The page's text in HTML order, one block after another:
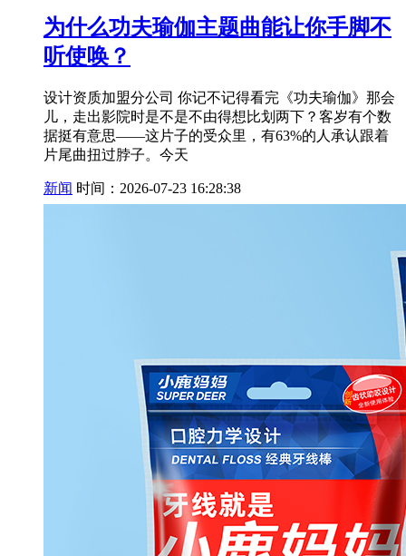
为什么功夫瑜伽主题曲能让你手脚不
听使唤？
设计资质加盟分公司 你记不记得看完《功夫瑜伽》那会
儿，走出影院时是不是不由得想比划两下？客岁有个数
据挺有意思——这片子的受众里，有63%的人承认跟着
片尾曲扭过脖子。今天
新闻 时间：2026-07-23 16:28:38